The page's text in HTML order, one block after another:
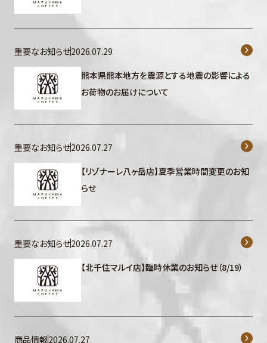
重要なお知らせ2026.07.29
熊本県熊本地方を震源とする地震の影響による
お荷物のお届けについて
重要なお知らせ2026.07.27
【リゾナーレ八ヶ岳店】夏季営業時間変更のお知
らせ
重要なお知らせ2026.07.27
【北千住マルイ店】臨時休業のお知らせ（8/19）
商品情報2026.07.27